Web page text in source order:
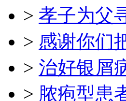
> 孝子为父
> 感谢你们
> 治好银屑
> 脓疱型患